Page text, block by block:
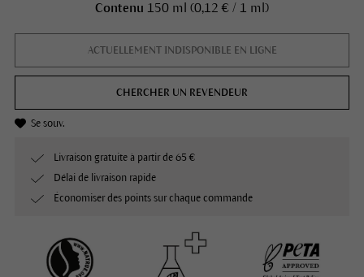
Contenu 150 ml (0,12 € / 1 ml)
ACTUELLEMENT INDISPONIBLE EN LIGNE
CHERCHER UN REVENDEUR
Se souv.
Livraison gratuite à partir de 65 €
Délai de livraison rapide
Économiser des points sur chaque commande